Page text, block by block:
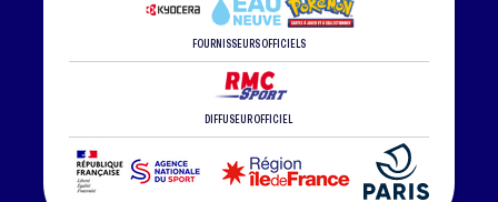
FOURNISSEURS OFFICIELS
DIFFUSEUR OFFICIEL